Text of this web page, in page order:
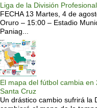
Liga de la División
FECHA 13 Martes, 4 de
Oruro – 15:00 – Estadio
Paniag...
El mapa del fútbol cambia
Santa Cruz
Un drástico cambio sufrirá la